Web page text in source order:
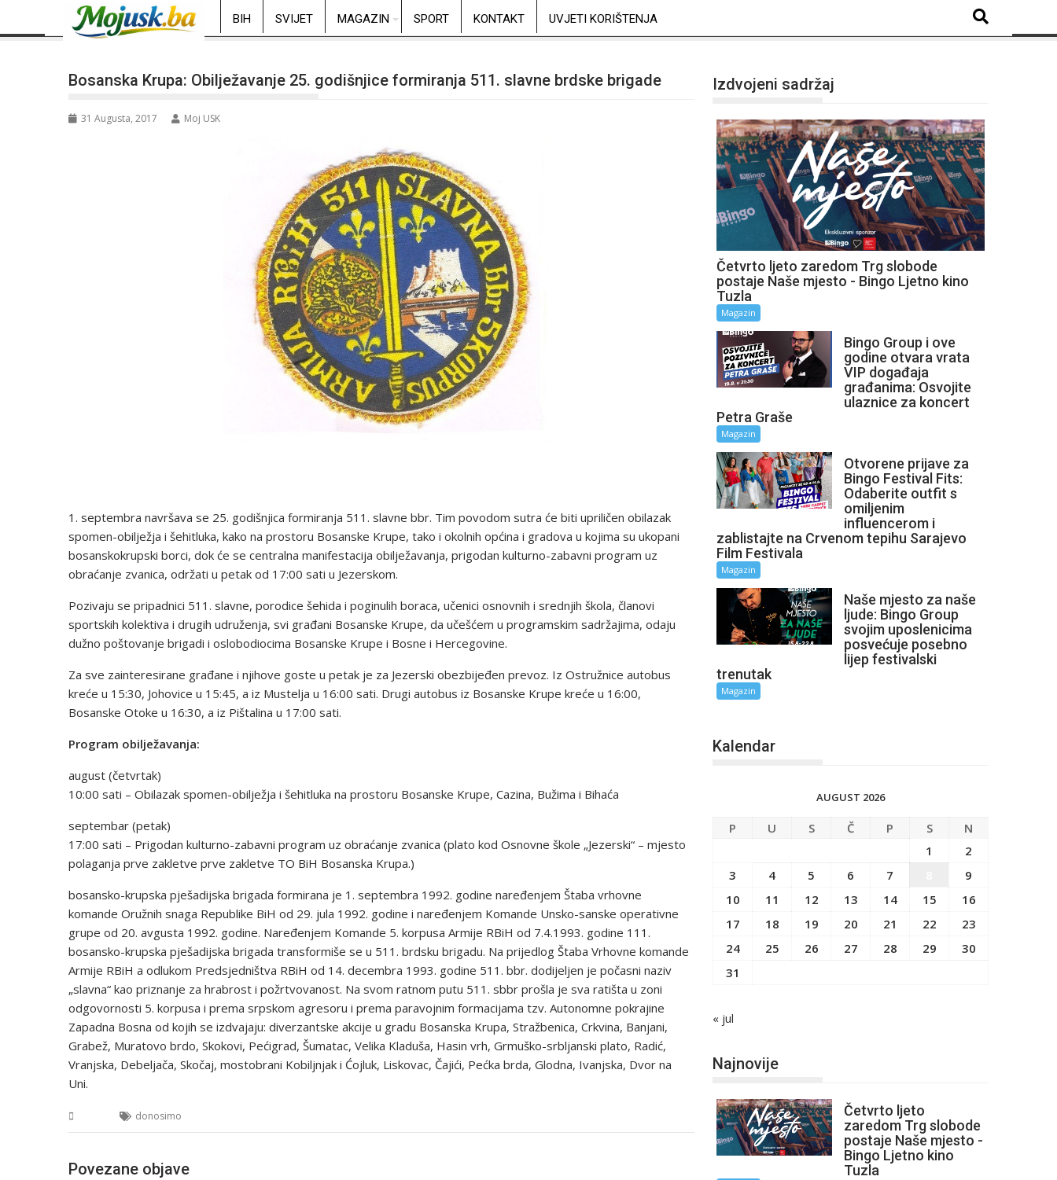
BIH SVIJET MAGAZIN SPORT KONTAKT UVJETI KORIŠTENJA
Bosanska Krupa: Obilježavanje 25. godišnjice formiranja 511. slavne brdske brigade
31 Augusta, 2017 Moj USK
1. septembra navršava se 25. godišnjica formiranja 511. slavne bbr. Tim povodom sutra će biti upriličen obilazak
spomen-obilježja i šehitluka, kako na prostoru Bosanske Krupe, tako i okolnih općina i gradova u kojima su ukopani
bosanskokrupski borci, dok će se centralna manifestacija obilježavanja, prigodan kulturno-zabavni program uz
obraćanje zvanica, održati u petak od 17:00 sati u Jezerskom.
Pozivaju se pripadnici 511. slavne, porodice šehida i poginulih boraca, učenici osnovnih i srednjih škola, članovi
sportskih kolektiva i drugih udruženja, svi građani Bosanske Krupe, da učešćem u programskim sadržajima, odaju
dužno poštovanje brigadi i oslobodiocima Bosanske Krupe i Bosne i Hercegovine.
Za sve zainteresirane građane i njihove goste u petak je za Jezerski obezbijeđen prevoz. Iz Ostružnice autobus
kreće u 15:30, Johovice u 15:45, a iz Mustelja u 16:00 sati. Drugi autobus iz Bosanske Krupe kreće u 16:00,
Bosanske Otoke u 16:30, a iz Pištalina u 17:00 sati.
Program obilježavanja:
august (četvrtak)
10:00 sati – Obilazak spomen-obilježja i šehitluka na prostoru Bosanske Krupe, Cazina, Bužima i Bihaća
septembar (petak)
17:00 sati – Prigodan kulturno-zabavni program uz obraćanje zvanica (plato kod Osnovne škole „Jezerski“ – mjesto
polaganja prve zakletve prve zakletve TO BiH Bosanska Krupa.)
bosansko-krupska pješadijska brigada formirana je 1. septembra 1992. godine naređenjem Štaba vrhovne
komande Oružnih snaga Republike BiH od 29. jula 1992. godine i naređenjem Komande Unsko-sanske operativne
grupe od 20. avgusta 1992. godine. Naređenjem Komande 5. korpusa Armije RBiH od 7.4.1993. godine 111.
bosansko-krupska pješadijska brigada transformiše se u 511. brdsku brigadu. Na prijedlog Štaba Vrhovne komande
Armije RBiH a odlukom Predsjedništva RBiH od 14. decembra 1993. godine 511. bbr. dodijeljen je počasni naziv
„slavna“ kao priznanje za hrabrost i požrtvovanost. Na svom ratnom putu 511. sbbr prošla je sva ratišta u zoni
odgovornosti 5. korpusa i prema srpskom agresoru i prema paravojnim formacijama tzv. Autonomne pokrajine
Zapadna Bosna od kojih se izdvajaju: diverzantske akcije u gradu Bosanska Krupa, Stražbenica, Crkvina, Banjani,
Grabež, Muratovo brdo, Skokovi, Pećigrad, Šumatac, Velika Kladuša, Hasin vrh, Grmuško-srbljanski plato, Radić,
Vranjska, Debeljača, Skočaj, mostobrani Kobiljnjak i Ćojluk, Liskovac, Čajići, Pećka brda, Glodna, Ivanjska, Dvor na
Uni.
donosimo
Povezane objave
Izdvojeni sadržaj
Četvrto ljeto zaredom Trg slobode
postaje Naše mjesto - Bingo Ljetno kino
Tuzla
Magazin
Bingo Group i ove
godine otvara vrata
VIP događaja
građanima: Osvojite
ulaznice za koncert
Petra Graše
Magazin
Otvorene prijave za
Bingo Festival Fits:
Odaberite outfit s
omiljenim
influencerom i
zablistajte na Crvenom tepihu Sarajevo
Film Festivala
Magazin
Naše mjesto za naše
ljude: Bingo Group
svojim uposlenicima
posvećuje posebno
lijep festivalski
trenutak
Magazin
Kalendar
AUGUST 2026
P U S Č P S
N
1
2
3
4 5 6 7
9
10
11 12 13 14 15
16
17
18 19 20 21 22
23
24
25 26 27 28 29
30
31
« jul
Najnovije
Četvrto ljeto
zaredom Trg slobode
postaje Naše mjesto -
Bingo Ljetno kino
Tuzla